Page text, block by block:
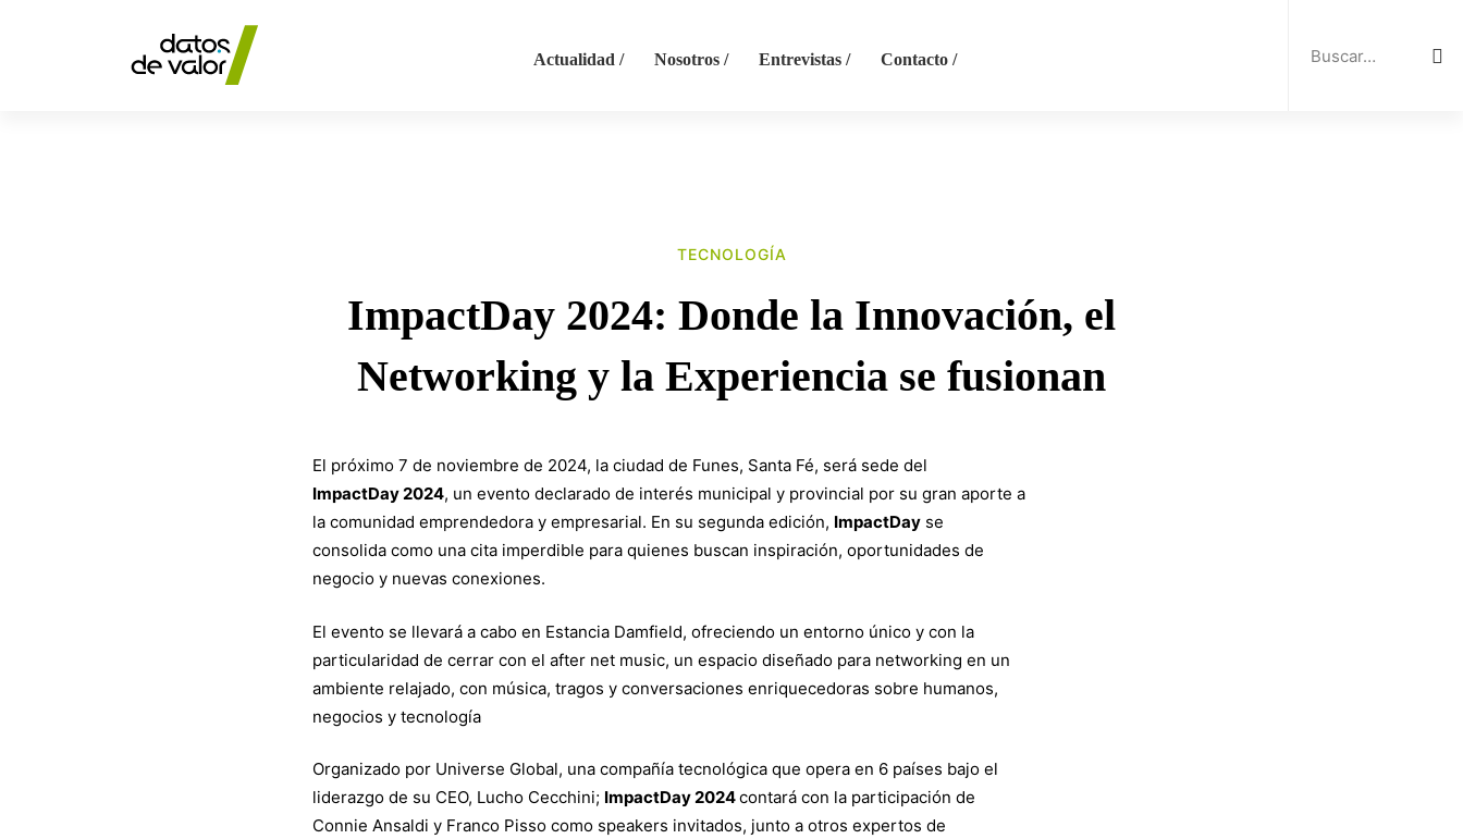
Actualidad / Nosotros / Entrevistas / Contacto /
2024:
la
Innovación,
el
Networking
y
TECNOLOGÍA
ImpactDay 2024: Donde la Innovación, el
Networking y la Experiencia se fusionan
El próximo 7 de noviembre de 2024, la ciudad de Funes, Santa Fé, será sede del
ImpactDay 2024, un evento declarado de interés municipal y provincial por su gran aporte a
la comunidad emprendedora y empresarial. En su segunda edición, ImpactDay se
consolida como una cita imperdible para quienes buscan inspiración, oportunidades de
negocio y nuevas conexiones.
El evento se llevará a cabo en Estancia Damfield, ofreciendo un entorno único y con la
particularidad de cerrar con el after net music, un espacio diseñado para networking en un
ambiente relajado, con música, tragos y conversaciones enriquecedoras sobre humanos,
negocios y tecnología
Organizado por Universe Global, una compañía tecnológica que opera en 6 países bajo el
liderazgo de su CEO, Lucho Cecchini; ImpactDay 2024contará con la participación de
Connie Ansaldi y Franco Pisso como speakers invitados, junto a otros expertos de